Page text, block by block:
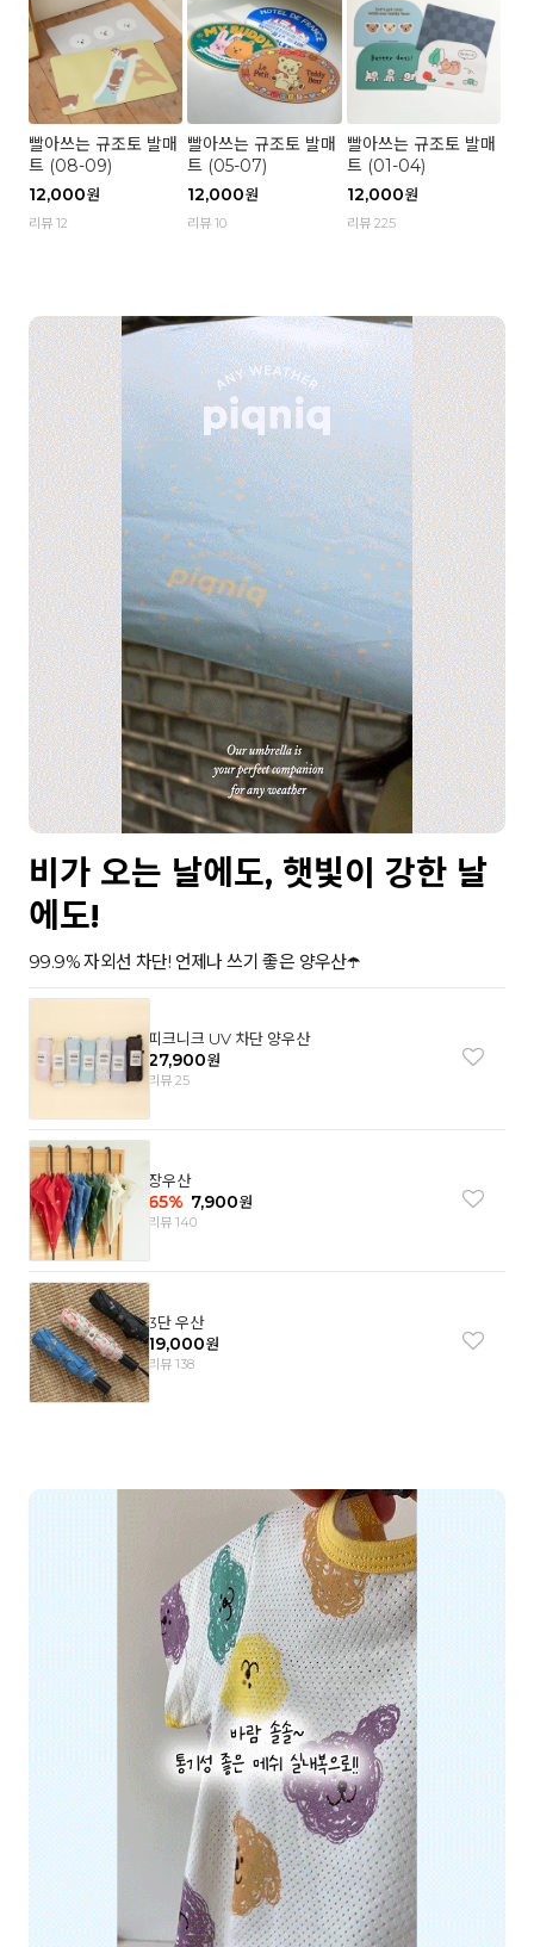
빨아쓰는 규조토 발매
트 (08-09)
12,000원
리뷰 12
빨아쓰는 규조토 발매
트 (05-07)
12,000원
리뷰 10
빨아쓰는 규조토 발매
트 (01-04)
12,000원
리뷰 225
비가 오는 날에도, 햇빛이 강한 날
에도!
99.9% 자외선 차단! 언제나 쓰기 좋은 양우산☂️
피크니크 UV 차단 양우산
27,900원
리뷰 25
장우산
65% 7,900원
리뷰 140
3단 우산
19,000원
리뷰 138